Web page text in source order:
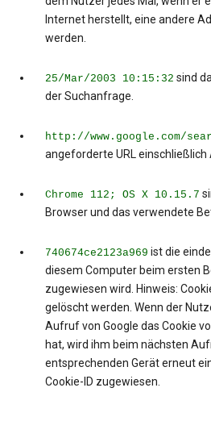
Internet herstellt, eine andere
werden.
25/Mar/2003 10:15:32 sind
der Suchanfrage.
http://www.google.com/
angeforderte URL einschließlich
Chrome 112; OS X 10.15.7
Browser und das verwendete
740674ce2123a969 ist die
diesem Computer beim ersten
zugewiesen wird. Hinweis:
gelöscht werden. Wenn der
Aufruf von Google das Cookie
hat, wird ihm beim nächsten
entsprechenden Gerät erneut
Cookie-ID zugewiesen.